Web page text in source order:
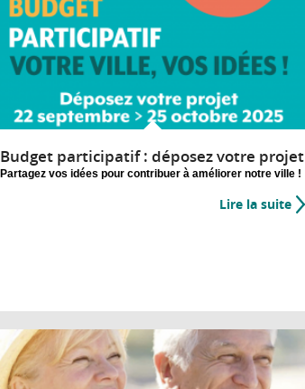
Budget participatif : déposez votre projet
Partagez vos idées pour contribuer à améliorer notre ville !
Lire la suite